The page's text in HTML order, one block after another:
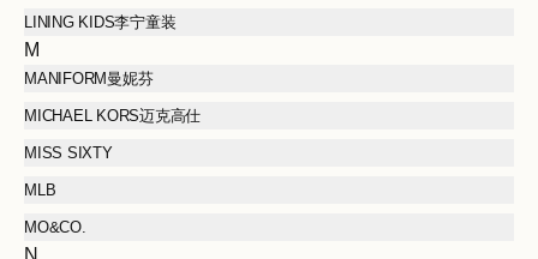
LINING KIDS李宁童装
M
MANIFORM曼妮芬
MICHAEL KORS迈克高仕
MISS SIXTY
MLB
MO&CO.
N